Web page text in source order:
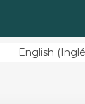
English (